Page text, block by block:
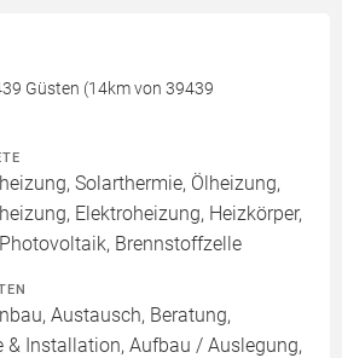
Güsten (14km von 39439
Solarthermie, Ölheizung,
Elektroheizung, Heizkörper,
Brennstoffzelle
Austausch, Beratung,
& Installation, Aufbau / Auslegung,